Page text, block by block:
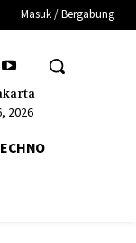
Masuk / Bergabung
2026